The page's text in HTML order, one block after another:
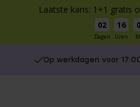
Laatste kans: 1+1 gratis
02
Dagen
16
Uren
Op werkdagen voor